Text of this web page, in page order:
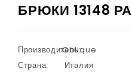
БРЮКИ 13148 РА
Производитель:
Oblique
Страна:
Италия